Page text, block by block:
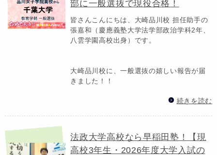
部に一般選抜で現役合格！
皆さんこんにちは、大崎品川校 担任助手の
張嘉和（慶應義塾大学法学部政治学科2年、
八雲学園高校出身）です。
大崎品川校に、一般選抜の嬉しい報告が届
きました！！
続きを読む
法政大学高校なら早稲田塾！【現
高校3年生・2026年度大学入試の